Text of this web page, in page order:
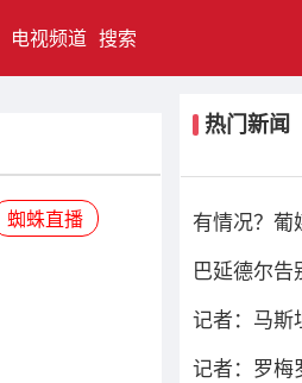
电视频道 搜索
蜘蛛直播
热门新闻
有情况？葡
巴延德尔告
记者：马斯
记者：罗梅